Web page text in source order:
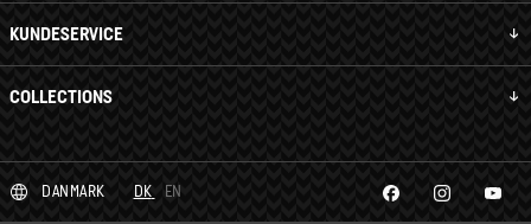
KUNDESERVICE
COLLECTIONS
DANMARK DK EN